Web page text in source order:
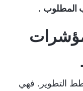
المطلوب .
التطوير. فهي